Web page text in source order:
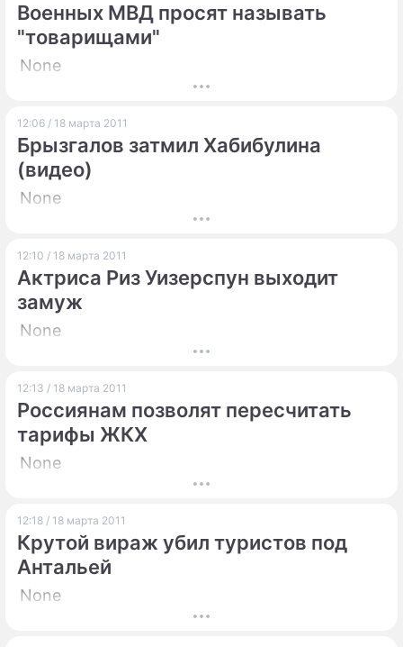
Военных МВД просят называть
"товарищами"
None
12:06 / 18 марта 2011
Брызгалов затмил Хабибулина
(видео)
None
12:10 / 18 марта 2011
Актриса Риз Уизерспун выходит
замуж
None
12:13 / 18 марта 2011
Россиянам позволят пересчитать
тарифы ЖКХ
None
12:18 / 18 марта 2011
Крутой вираж убил туристов под
Антальей
None